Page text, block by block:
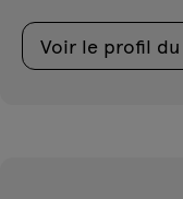
Voir le profil